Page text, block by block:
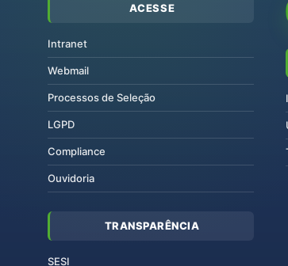
ACESSE
Intranet
Webmail
Processos de Seleção
LGPD
Compliance
Ouvidoria
TRANSPARÊNCIA
SESI